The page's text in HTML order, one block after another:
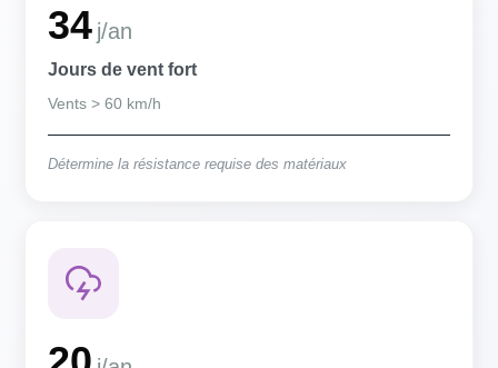
34 j/an
Jours de vent fort
Vents > 60 km/h
Détermine la résistance requise des matériaux